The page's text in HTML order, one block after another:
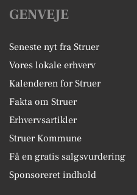
GENVEJE
Seneste nyt fra Struer
Vores lokale erhverv
Kalenderen for Struer
Fakta om Struer
Erhvervsartikler
Struer Kommune
Få en gratis salgsvurdering
Sponsoreret indhold